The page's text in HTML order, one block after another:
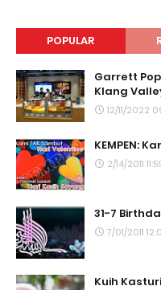
POPULAR
Garrett
Klang
12/11/2022
KEMPEN:
2/14/2011
31-7
7/01/2011
Kuih Kasturi